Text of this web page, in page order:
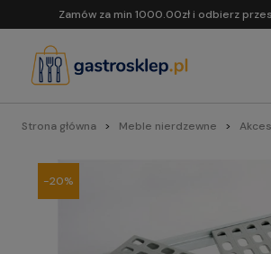
Zamów za min 1000.00zł i odbierz
Strona główna Meble nierdzewne
-20%